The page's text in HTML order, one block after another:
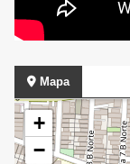
Mapa
+
−